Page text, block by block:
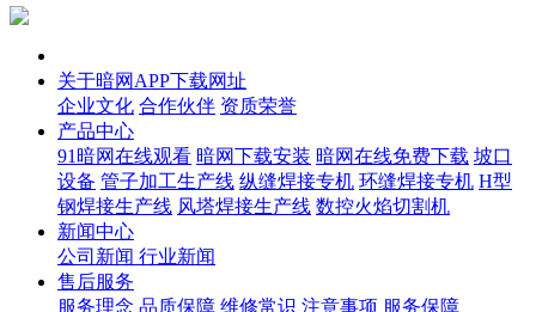
关于暗网APP下载网址
企业文化 合作伙伴 资质荣誉
产品中心
91暗网在线观看 暗网下载安装 暗网在线免费下载 坡口
设备 管子加工生产线 纵缝焊接专机 环缝焊接专机 H型
钢焊接生产线 风塔焊接生产线 数控火焰切割机
新闻中心
公司新闻 行业新闻
售后服务
服务理念 品质保障 维修常识 注意事项 服务保障